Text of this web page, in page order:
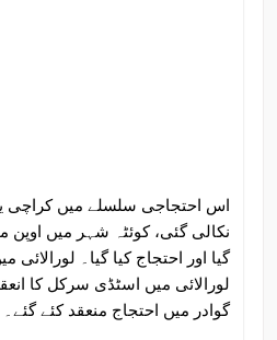
اس احتجاجی سلسلے میں کراچی
نکالی گئی، کوئٹہ شہر میں اوپن
گیا اور احتجاج کیا گیا۔
لورالائی میں اسٹڈی سرکل کا
گوادر میں احتجاج منعقد کئے گئے۔